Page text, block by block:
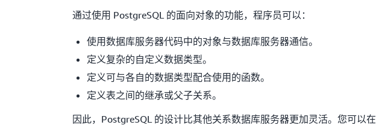
通过使用 PostgreSQL 的面向对象的功能，程序员可以：
使用数据库服务器代码中的对象与数据库服务器通信。
定义复杂的自定义数据类型。
定义可与各自的数据类型配合使用的函数。
定义表之间的继承或父子关系。
因此，PostgreSQL 的设计比其他关系数据库服务器更加灵活。您可以在